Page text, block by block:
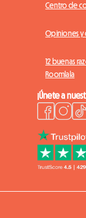
Centro de
Opiniones y
12 buenas
Roomlala
¡Únete a